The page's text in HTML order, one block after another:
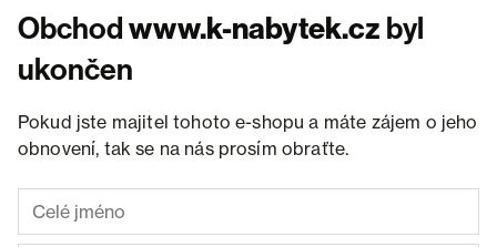
Obchodwww.k-nabytek.cz byl
ukončen
Pokud jste majitel tohoto e-shopu a máte zájem o jeho
obnovení, tak se na nás prosím obraťte.